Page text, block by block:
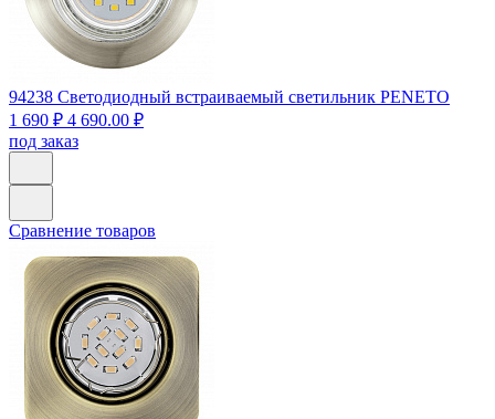
94238 Светодиодный встраиваемый светильник PENETO
1 690 ₽ 4 690.00 ₽
под заказ
Сравнение товаров